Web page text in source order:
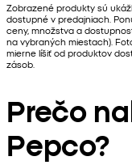
Zobrazené produkty sú
dostupné v predajniach.
ceny, množstva a
na vybraných miestach).
mierne líšiť od produktov
zásob.
Prečo
Pepco?